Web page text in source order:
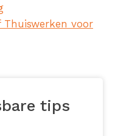
Thuiswerken voor
tips